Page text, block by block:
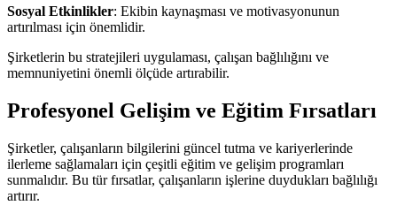
Sosyal Etkinlikler: Ekibin kaynaşması ve motivasyonunun
artırılması için önemlidir.
Şirketlerin bu stratejileri uygulaması, çalışan bağlılığını ve
memnuniyetini önemli ölçüde artırabilir.
Profesyonel Gelişim ve Eğitim Fırsatları
Şirketler, çalışanların bilgilerini güncel tutma ve kariyerlerinde
ilerleme sağlamaları için çeşitli eğitim ve gelişim programları
sunmalıdır. Bu tür fırsatlar, çalışanların işlerine duydukları bağlılığı
artırır.